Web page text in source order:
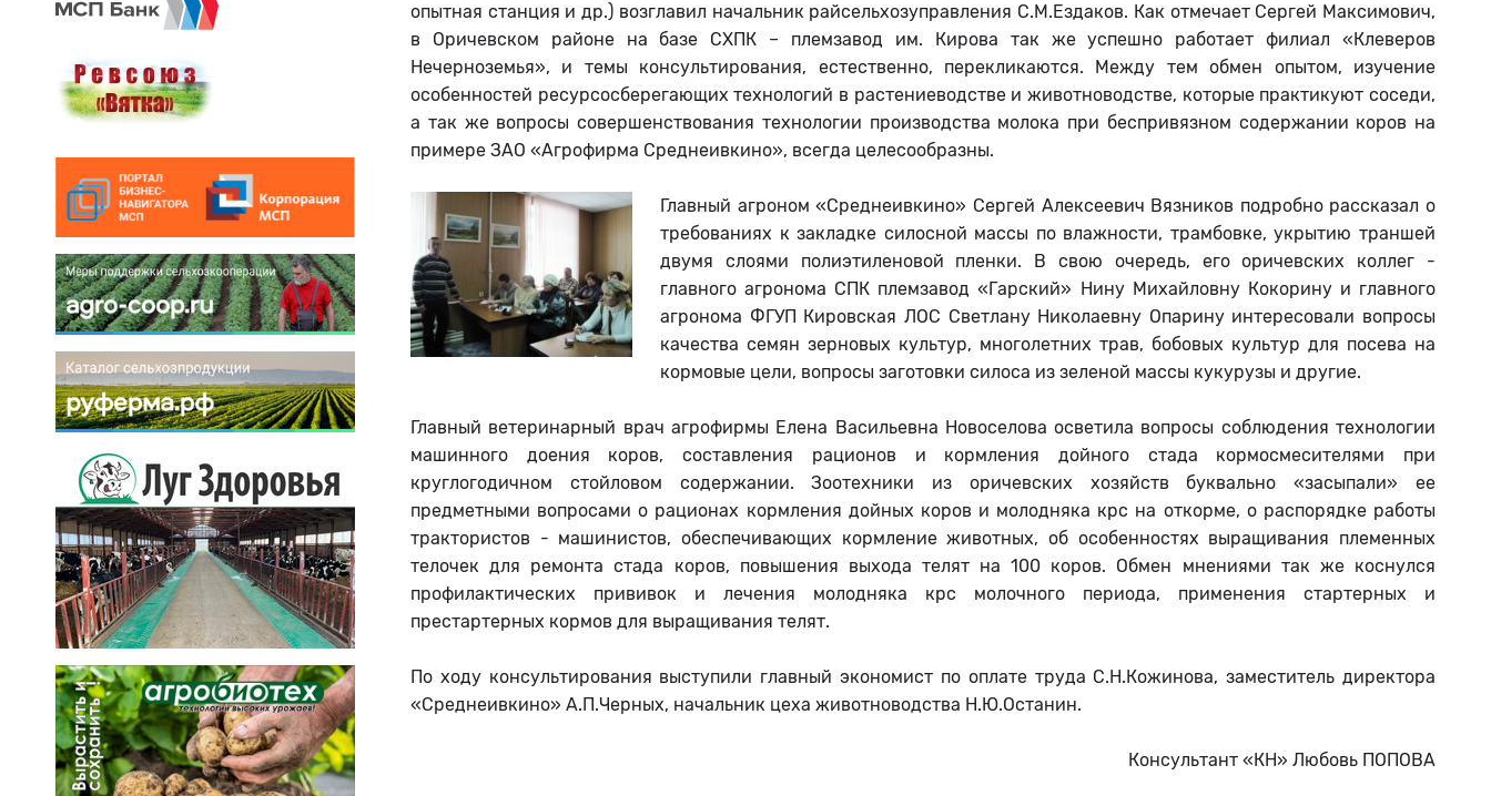
опытная станция и др.) возглавил начальник райсельхозуправления С.М.Ездаков. Как отмечает Сергей Максимович,
в Оричевском районе на базе СХПК – племзавод им. Кирова так же успешно работает филиал «Клеверов
Нечерноземья», и темы консультирования, естественно, перекликаются. Между тем обмен опытом, изучение
особенностей ресурсосберегающих технологий в растениеводстве и животноводстве, которые практикуют соседи,
а так же вопросы совершенствования технологии производства молока при беспривязном содержании коров на
примере ЗАО «Агрофирма Среднеивкино», всегда целесообразны.
Главный агроном «Среднеивкино» Сергей Алексеевич Вязников подробно рассказал о
требованиях к закладке силосной массы по влажности, трамбовке, укрытию траншей
двумя слоями полиэтиленовой пленки. В свою очередь, его оричевских коллег -
главного агронома СПК племзавод «Гарский» Нину Михайловну Кокорину и главного
агронома ФГУП Кировская ЛОС Светлану Николаевну Опарину интересовали вопросы
качества семян зерновых культур, многолетних трав, бобовых культур для посева на
кормовые цели, вопросы заготовки силоса из зеленой массы кукурузы и другие.
Главный ветеринарный врач агрофирмы Елена Васильевна Новоселова осветила вопросы соблюдения технологии
машинного доения коров, составления рационов и кормления дойного стада кормосмесителями при
круглогодичном стойловом содержании. Зоотехники из оричевских хозяйств буквально «засыпали» ее
предметными вопросами о рационах кормления дойных коров и молодняка крс на откорме, о распорядке работы
трактористов - машинистов, обеспечивающих кормление животных, об особенностях выращивания племенных
телочек для ремонта стада коров, повышения выхода телят на 100 коров. Обмен мнениями так же коснулся
профилактических прививок и лечения молодняка крс молочного периода, применения стартерных и
престартерных кормов для выращивания телят.
По ходу консультирования выступили главный экономист по оплате труда С.Н.Кожинова, заместитель директора
«Среднеивкино» А.П.Черных, начальник цеха животноводства Н.Ю.Останин.
Консультант «КН» Любовь ПОПОВА